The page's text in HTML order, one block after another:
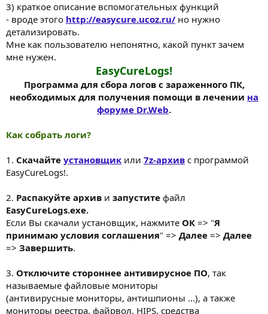
3) краткое описание вспомогательных функций
- вроде этого http://easycure.ucoz.ru/ но нужно
детализировать.
Мне как пользователю непонятно, какой пункт зачем
мне нужен.
EasyCureLogs!
Программа для сбора логов с зараженного ПК,
необходимых для получения помощи в лечении на
форуме Dr.Web.
Как собрать логи?
1. Скачайте установщик или 7z-архив с программой
EasyCureLogs!.
2. Распакуйте архив и запустите файл
EasyCureLogs.exe.
Если Вы скачали установщик, нажмите ОК => "Я
принимаю условия соглашения" => Далее => Далее
=> Завершить.
3. Отключите стороннее антивирусное ПО, так
называемые файловые мониторы
(антивирусные мониторы, антишпионы ...), а также
мониторы реестра, файрвол, HIPS, средства